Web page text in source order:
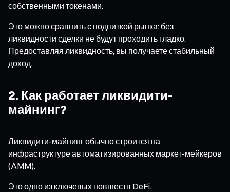
собственными токенами.
Это можно сравнить с подпиткой рынка: без
ликвидности сделки не будут проходить гладко.
Предоставляя ликвидность, вы получаете стабильный
доход.
2. Как работает ликвидити-
майнинг?
Ликвидити-майнинг обычно строится на
инфраструктуре автоматизированных маркет-мейкеров
(AMM).
Это одно из ключевых новшеств DeFi.